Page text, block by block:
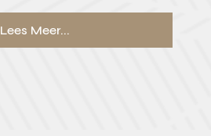
Lees Meer...